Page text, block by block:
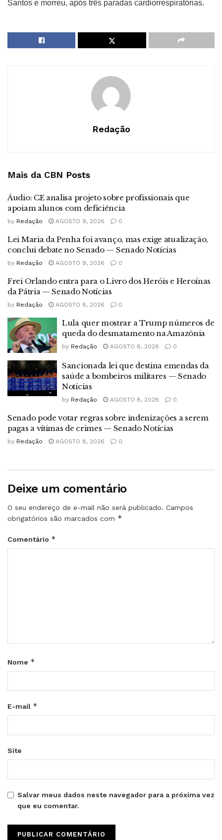
Santos e morreu, após três paradas cardiorrespiratórias.
Redação
Mais da CBN Posts
Áudio: CE analisa projeto sobre profissionais que
apoiam alunos com deficiência
by Redação AGOSTO 9, 2026 0
Lei Maria da Penha foi avanço, mas exige atualização,
conclui debate no Senado — Senado Notícias
by Redação AGOSTO 9, 2026 0
Frei Orlando entra para o Livro dos Heróis e Heroínas
da Pátria — Senado Notícias
by Redação AGOSTO 8, 2026 0
Lula quer mostrar a Trump números de
queda do desmatamento na Amazônia
by Redação AGOSTO 8, 2026 0
Sancionada lei que destina emendas da
saúde a bombeiros militares — Senado
Notícias
by Redação AGOSTO 8, 2026 0
Senado pode votar regras sobre indenizações a serem
pagas a vítimas de crimes — Senado Notícias
by Redação AGOSTO 8, 2026 0
Deixe um comentário
O seu endereço de e-mail não será publicado. Campos
obrigatórios são marcados com *
Comentário *
Nome *
E-mail *
Site
Salvar meus dados neste navegador para a próxima vez
que eu comentar.